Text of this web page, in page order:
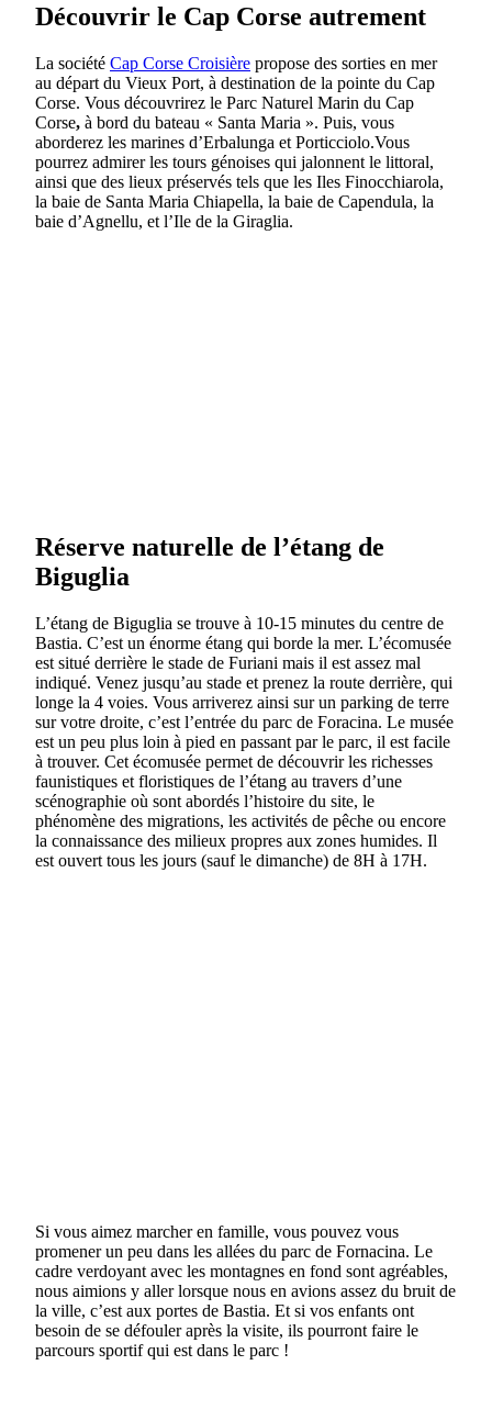
Découvrir le Cap Corse autrement
La société Cap Corse Croisière propose des sorties en mer
au départ du Vieux Port, à destination de la pointe du Cap
Corse. Vous découvrirez le Parc Naturel Marin du Cap
Corse, à bord du bateau « Santa Maria ». Puis, vous
aborderez les marines d’Erbalunga et Porticciolo.Vous
pourrez admirer les tours génoises qui jalonnent le littoral,
ainsi que des lieux préservés tels que les Iles Finocchiarola,
la baie de Santa Maria Chiapella, la baie de Capendula, la
baie d’Agnellu, et l’Ile de la Giraglia.
Réserve naturelle de l’étang de
Biguglia
L’étang de Biguglia se trouve à 10-15 minutes du centre de
Bastia. C’est un énorme étang qui borde la mer. L’écomusée
est situé derrière le stade de Furiani mais il est assez mal
indiqué. Venez jusqu’au stade et prenez la route derrière, qui
longe la 4 voies. Vous arriverez ainsi sur un parking de terre
sur votre droite, c’est l’entrée du parc de Foracina. Le musée
est un peu plus loin à pied en passant par le parc, il est facile
à trouver. Cet écomusée permet de découvrir les richesses
faunistiques et floristiques de l’étang au travers d’une
scénographie où sont abordés l’histoire du site, le
phénomène des migrations, les activités de pêche ou encore
la connaissance des milieux propres aux zones humides. Il
est ouvert tous les jours (sauf le dimanche) de 8H à 17H.
Si vous aimez marcher en famille, vous pouvez vous
promener un peu dans les allées du parc de Fornacina. Le
cadre verdoyant avec les montagnes en fond sont agréables,
nous aimions y aller lorsque nous en avions assez du bruit de
la ville, c’est aux portes de Bastia. Et si vos enfants ont
besoin de se défouler après la visite, ils pourront faire le
parcours sportif qui est dans le parc !